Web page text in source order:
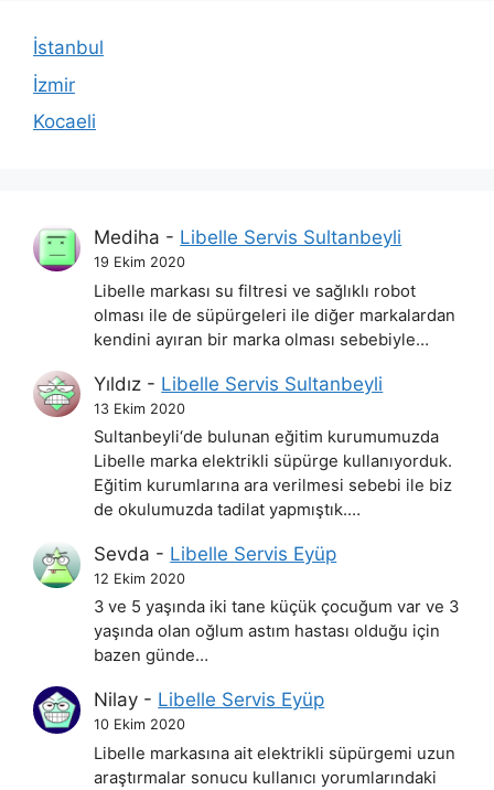
İstanbul
İzmir
Kocaeli
Mediha - Libelle Servis Sultanbeyli
19 Ekim 2020
Libelle markası su filtresi ve sağlıklı robot
olması ile de süpürgeleri ile diğer markalardan
kendini ayıran bir marka olması sebebiyle…
Yıldız - Libelle Servis Sultanbeyli
13 Ekim 2020
Sultanbeyli‘de bulunan eğitim kurumumuzda
Libelle marka elektrikli süpürge kullanıyorduk.
Eğitim kurumlarına ara verilmesi sebebi ile biz
de okulumuzda tadilat yapmıştık.…
Sevda - Libelle Servis Eyüp
12 Ekim 2020
3 ve 5 yaşında iki tane küçük çocuğum var ve 3
yaşında olan oğlum astım hastası olduğu için
bazen günde…
Nilay - Libelle Servis Eyüp
10 Ekim 2020
Libelle markasına ait elektrikli süpürgemi uzun
araştırmalar sonucu kullanıcı yorumlarındaki